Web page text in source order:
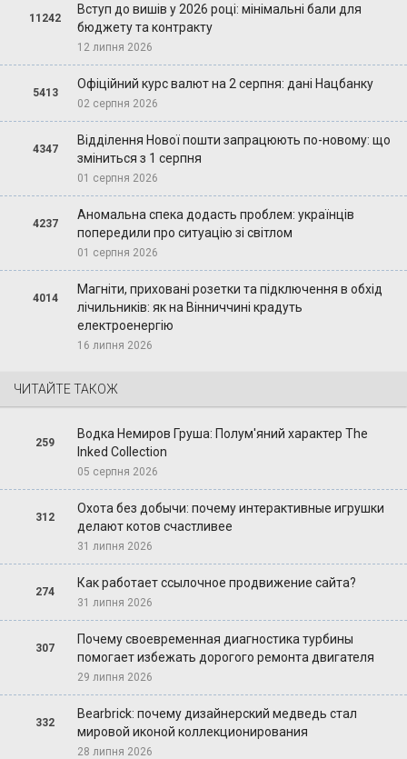
11242
Вступ до вишів у 2026 році: мінімальні бали для
бюджету та контракту
12 липня 2026
5413
Офіційний курс валют на 2 серпня: дані Нацбанку
02 серпня 2026
4347
Відділення Нової пошти запрацюють по-новому: що
зміниться з 1 серпня
01 серпня 2026
4237
Аномальна спека додасть проблем: українців
попередили про ситуацію зі світлом
01 серпня 2026
4014
Магніти, приховані розетки та підключення в обхід
лічильників: як на Вінниччині крадуть
електроенергію
16 липня 2026
ЧИТАЙТЕ ТАКОЖ
259
Водка Немиров Груша: Полум'яний характер The
Inked Collection
05 серпня 2026
312
Охота без добычи: почему интерактивные игрушки
делают котов счастливее
31 липня 2026
274
Как работает ссылочное продвижение сайта?
31 липня 2026
307
Почему своевременная диагностика турбины
помогает избежать дорогого ремонта двигателя
29 липня 2026
332
Bearbrick: почему дизайнерский медведь стал
мировой иконой коллекционирования
28 липня 2026